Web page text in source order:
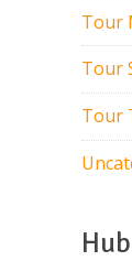
Tour
Tour
Tour